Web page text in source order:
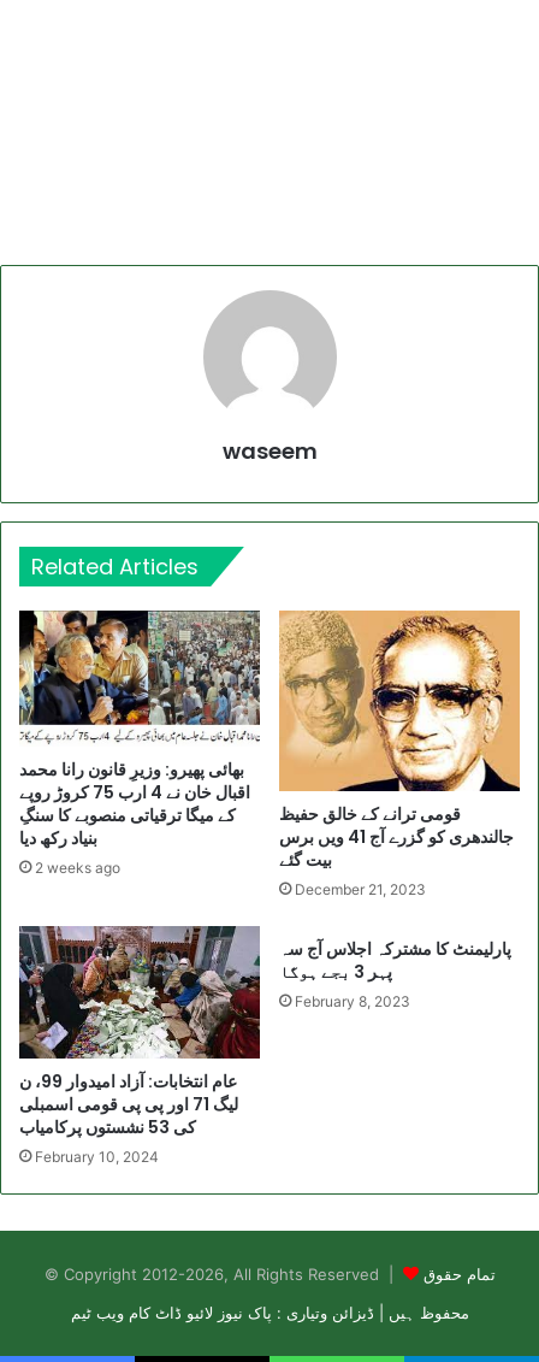
waseem
Related Articles
بھائی پھیرو: وزیرِ قانون رانا محمد
اقبال خان نے 4 ارب 75 کروڑ روپے
کے میگا ترقیاتی منصوبے کا سنگِ
بنیاد رکھ دیا
2 weeks ago
قومی ترانے کے خالق حفیظ
جالندھری کو گزرے آج 41 ویں برس
بیت گئے
December 21, 2023
عام انتخابات: آزاد امیدوار 99، ن
لیگ 71 اور پی پی قومی اسمبلی
کی 53 نشستوں پرکامیاب
February 10, 2024
پارلیمنٹ کا مشترکہ اجلاس آج سہ
پہر 3 بجے ہوگا
February 8, 2023
© Copyright 2012-2026, All Rights Reserved |
تمام حقوق
محفوظ ہیں | ڈیزائن وتیاری : پاک نیوز لائیو ڈاٹ کام ویب ٹیم